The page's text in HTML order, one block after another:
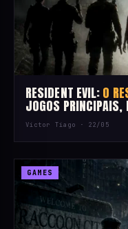
RESIDENT EVIL:O
JOGOS PRINCIPAIS,
Victor Tiago · 22/05
GAMES